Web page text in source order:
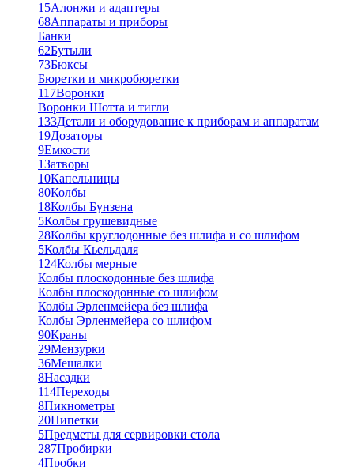
15Алонжи и адаптеры
68Аппараты и приборы
Банки
62Бутыли
73Бюксы
Бюретки и микробюретки
117Воронки
Воронки Шотта и тигли
133Детали и оборудование к приборам и аппаратам
19Дозаторы
9Емкости
1Затворы
10Капельницы
80Колбы
18Колбы Бунзена
5Колбы грушевидные
28Колбы круглодонные без шлифа и со шлифом
5Колбы Кьельдаля
124Колбы мерные
Колбы плоскодонные без шлифа
Колбы плоскодонные со шлифом
Колбы Эрленмейера без шлифа
Колбы Эрленмейера со шлифом
90Краны
29Мензурки
36Мешалки
8Насадки
114Переходы
8Пикнометры
20Пипетки
5Предметы для сервировки стола
287Пробирки
4Пробки